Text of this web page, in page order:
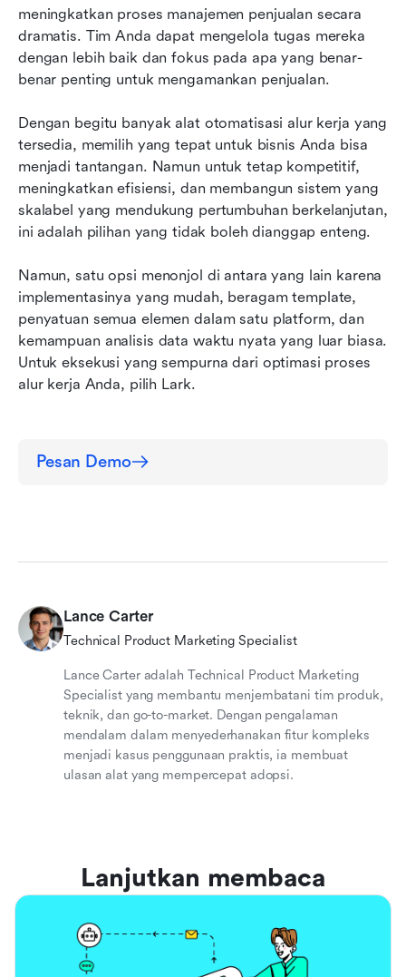
meningkatkan proses manajemen penjualan secara
dramatis. Tim Anda dapat mengelola tugas mereka
dengan lebih baik dan fokus pada apa yang benar-
benar penting untuk mengamankan penjualan.
Dengan begitu banyak alat otomatisasi alur kerja yang
tersedia, memilih yang tepat untuk bisnis Anda bisa
menjadi tantangan. Namun untuk tetap kompetitif,
meningkatkan efisiensi, dan membangun sistem yang
skalabel yang mendukung pertumbuhan berkelanjutan,
ini adalah pilihan yang tidak boleh dianggap enteng.
Namun, satu opsi menonjol di antara yang lain karena
implementasinya yang mudah, beragam template,
penyatuan semua elemen dalam satu platform, dan
kemampuan analisis data waktu nyata yang luar biasa.
Untuk eksekusi yang sempurna dari optimasi proses
alur kerja Anda, pilih Lark.
Pesan Demo
Lance Carter
Technical Product Marketing Specialist
Lance Carter adalah Technical Product Marketing
Specialist yang membantu menjembatani tim produk,
teknik, dan go-to-market. Dengan pengalaman
mendalam dalam menyederhanakan fitur kompleks
menjadi kasus penggunaan praktis, ia membuat
ulasan alat yang mempercepat adopsi.
Lanjutkan membaca